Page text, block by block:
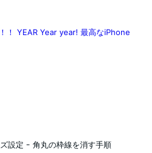
！ YEAR Year year! 最高なiPhone
設定 ｰ 角丸の枠線を消す手順